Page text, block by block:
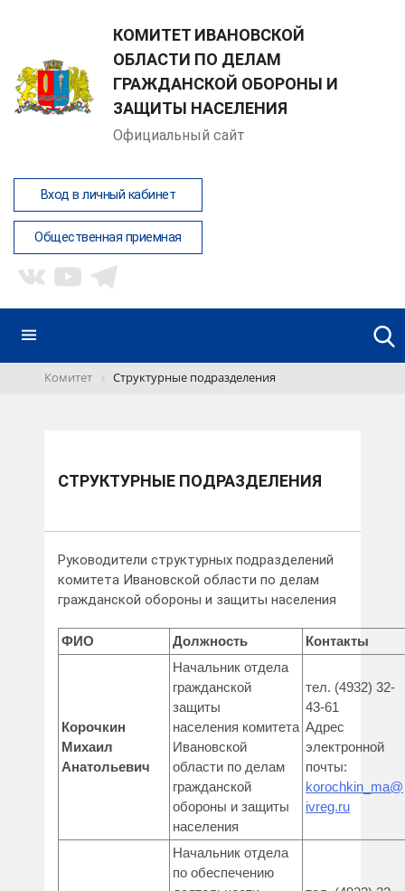
КОМИТЕТ ИВАНОВСКОЙ
ОБЛАСТИ ПО ДЕЛАМ
ГРАЖДАНСКОЙ ОБОРОНЫ И
ЗАЩИТЫ НАСЕЛЕНИЯ
Официальный сайт
Вход в личный кабинет
Общественная приемная
Комитет Структурные подразделения
СТРУКТУРНЫЕ ПОДРАЗДЕЛЕНИЯ
Руководители структурных подразделений
комитета Ивановской области по делам
гражданской обороны и защиты населения
ФИО Должность Контакты
Корочкин
Михаил
Анатольевич
Начальник отдела
гражданской
защиты
населения комитета
Ивановской
области по делам
гражданской
обороны и защиты
населения
тел. (4932) 32-
43-61
Адрес
электронной
почты:
korochkin_ma@
ivreg.ru
Начальник отдела
по обеспечению